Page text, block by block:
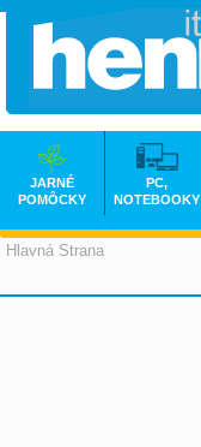
Hlavná Strana
JARNÉ
POMÔCKY
PC,
NOTEBOOKY